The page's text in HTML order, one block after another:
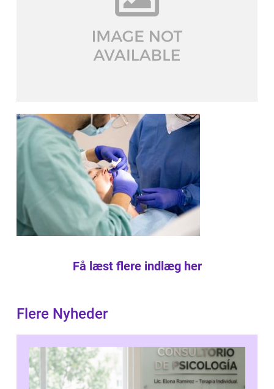
Få læst flere indlæg her
Flere Nyheder